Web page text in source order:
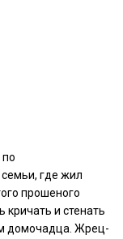
где жил
прошеного
и стенать
домочадца. Жрец-